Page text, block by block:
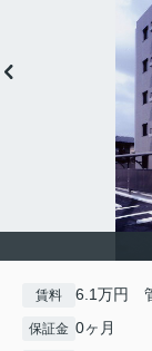
賃料 6.1万円
保証金 0ヶ月